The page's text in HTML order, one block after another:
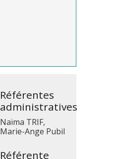
Référentes
administratives
Naïma TRIF,
Marie-Ange Pubil
Référente